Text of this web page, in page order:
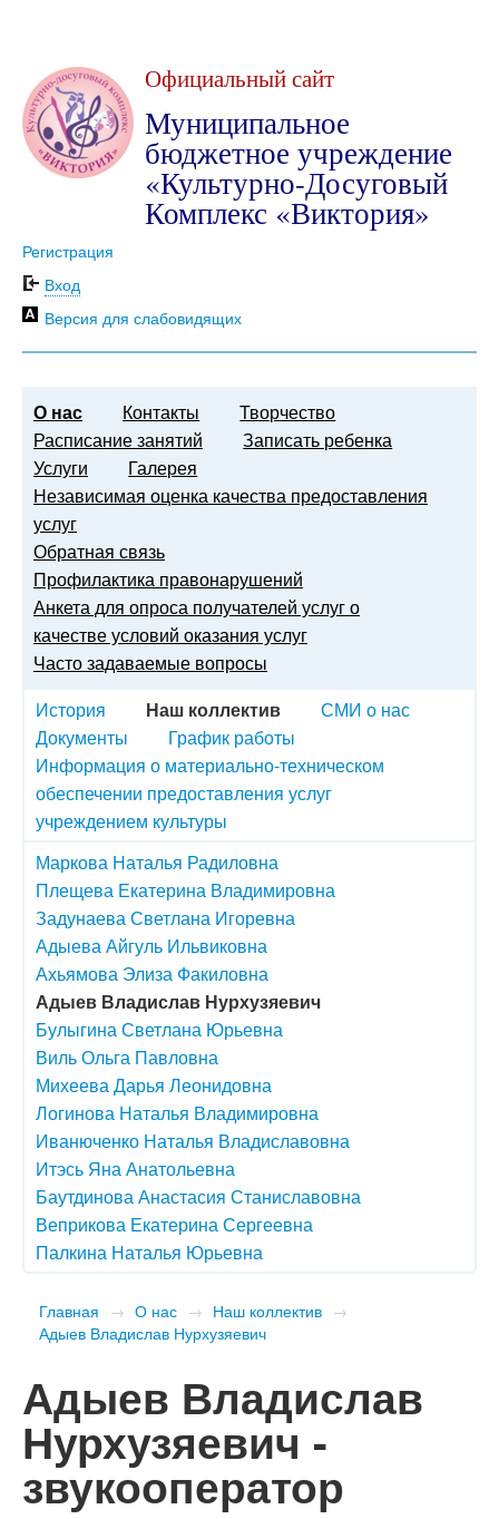
Официальный сайт
Муниципальное
бюджетное учреждение
«Культурно-Досуговый
Комплекс «Виктория»
Регистрация
Вход
Версия для слабовидящих
О нас Контакты
Творчество
Расписание занятий
Записать ребенка
Услуги
Галерея
Независимая оценка качества предоставления
услуг
Обратная связь
Профилактика правонарушений
Анкета для опроса получателей услуг о
качестве условий оказания услуг
Часто задаваемые вопросы
История
Наш коллектив
СМИ о нас
Документы
График работы
Информация о материально-техническом
обеспечении предоставления услуг
учреждением культуры
Маркова Наталья Радиловна
Плещева Екатерина Владимировна
Задунаева Светлана Игоревна
Адыева Айгуль Ильвиковна
Ахьямова Элиза Факиловна
Адыев Владислав Нурхузяевич
Булыгина Светлана Юрьевна
Виль Ольга Павловна
Михеева Дарья Леонидовна
Логинова Наталья Владимировна
Иванюченко Наталья Владиславовна
Итэсь Яна Анатольевна
Баутдинова Анастасия Станиславовна
Веприкова Екатерина Сергеевна
Палкина Наталья Юрьевна
Главная → О нас → Наш коллектив →
Адыев Владислав Нурхузяевич
Адыев Владислав
Нурхузяевич -
звукооператор